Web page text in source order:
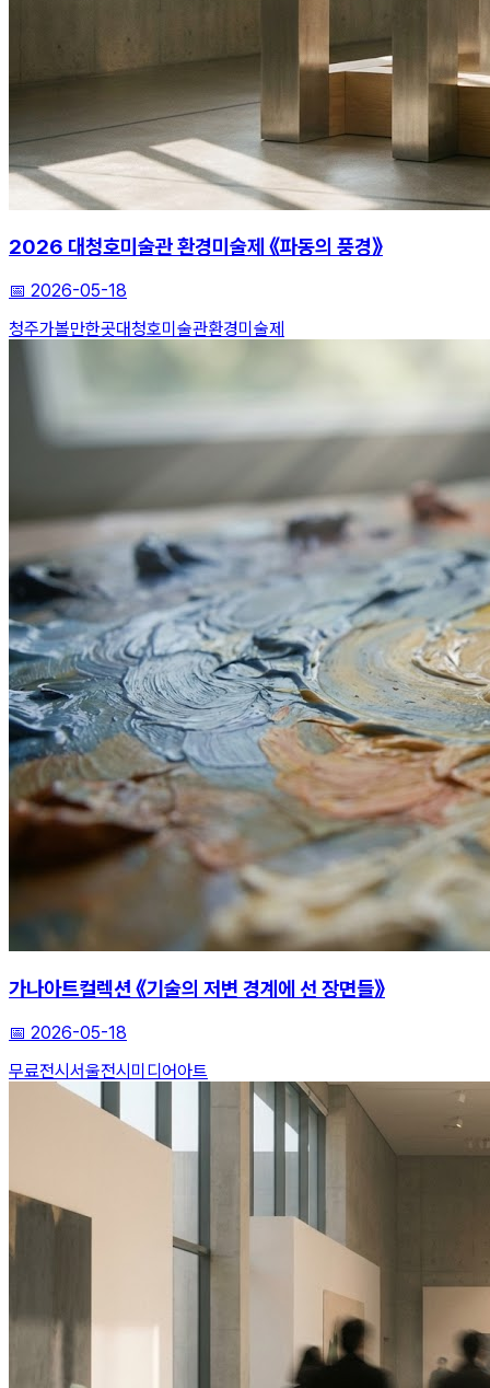
2026 대청호미술관 환경미술제 《파동의 풍경》
📅 2026-05-18
청주가볼만한곳대청호미술관환경미술제
가나아트컬렉션 《기술의 저변 경계에 선 장면들》
📅 2026-05-18
무료전시 서울전시 미디어아트